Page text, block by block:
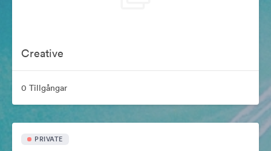
Creative
0 Tillgångar
PRIVATE